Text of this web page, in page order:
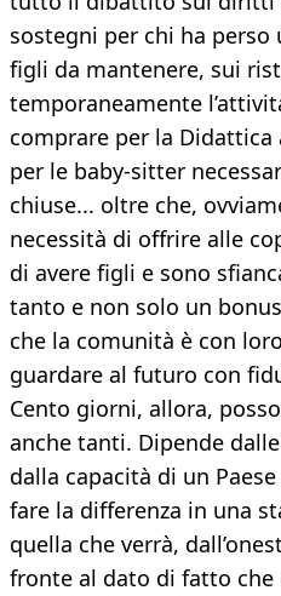
sostegni per chi ha perso
figli da mantenere, sui
temporaneamente
comprare per la
per le baby-sitter
chiuse... oltre che,
necessità di offrire alle
di avere figli e sono
tanto e non solo un
che la comunità è con
guardare al futuro con
Cento giorni, allora,
anche tanti. Dipende
dalla capacità di un
fare la differenza in una
quella che verrà,
fronte al dato di fatto